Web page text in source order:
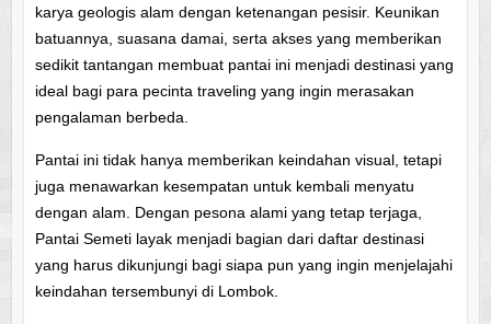
karya geologis alam dengan ketenangan pesisir. Keunikan
batuannya, suasana damai, serta akses yang memberikan
sedikit tantangan membuat pantai ini menjadi destinasi yang
ideal bagi para pecinta traveling yang ingin merasakan
pengalaman berbeda.
Pantai ini tidak hanya memberikan keindahan visual, tetapi
juga menawarkan kesempatan untuk kembali menyatu
dengan alam. Dengan pesona alami yang tetap terjaga,
Pantai Semeti layak menjadi bagian dari daftar destinasi
yang harus dikunjungi bagi siapa pun yang ingin menjelajahi
keindahan tersembunyi di Lombok.